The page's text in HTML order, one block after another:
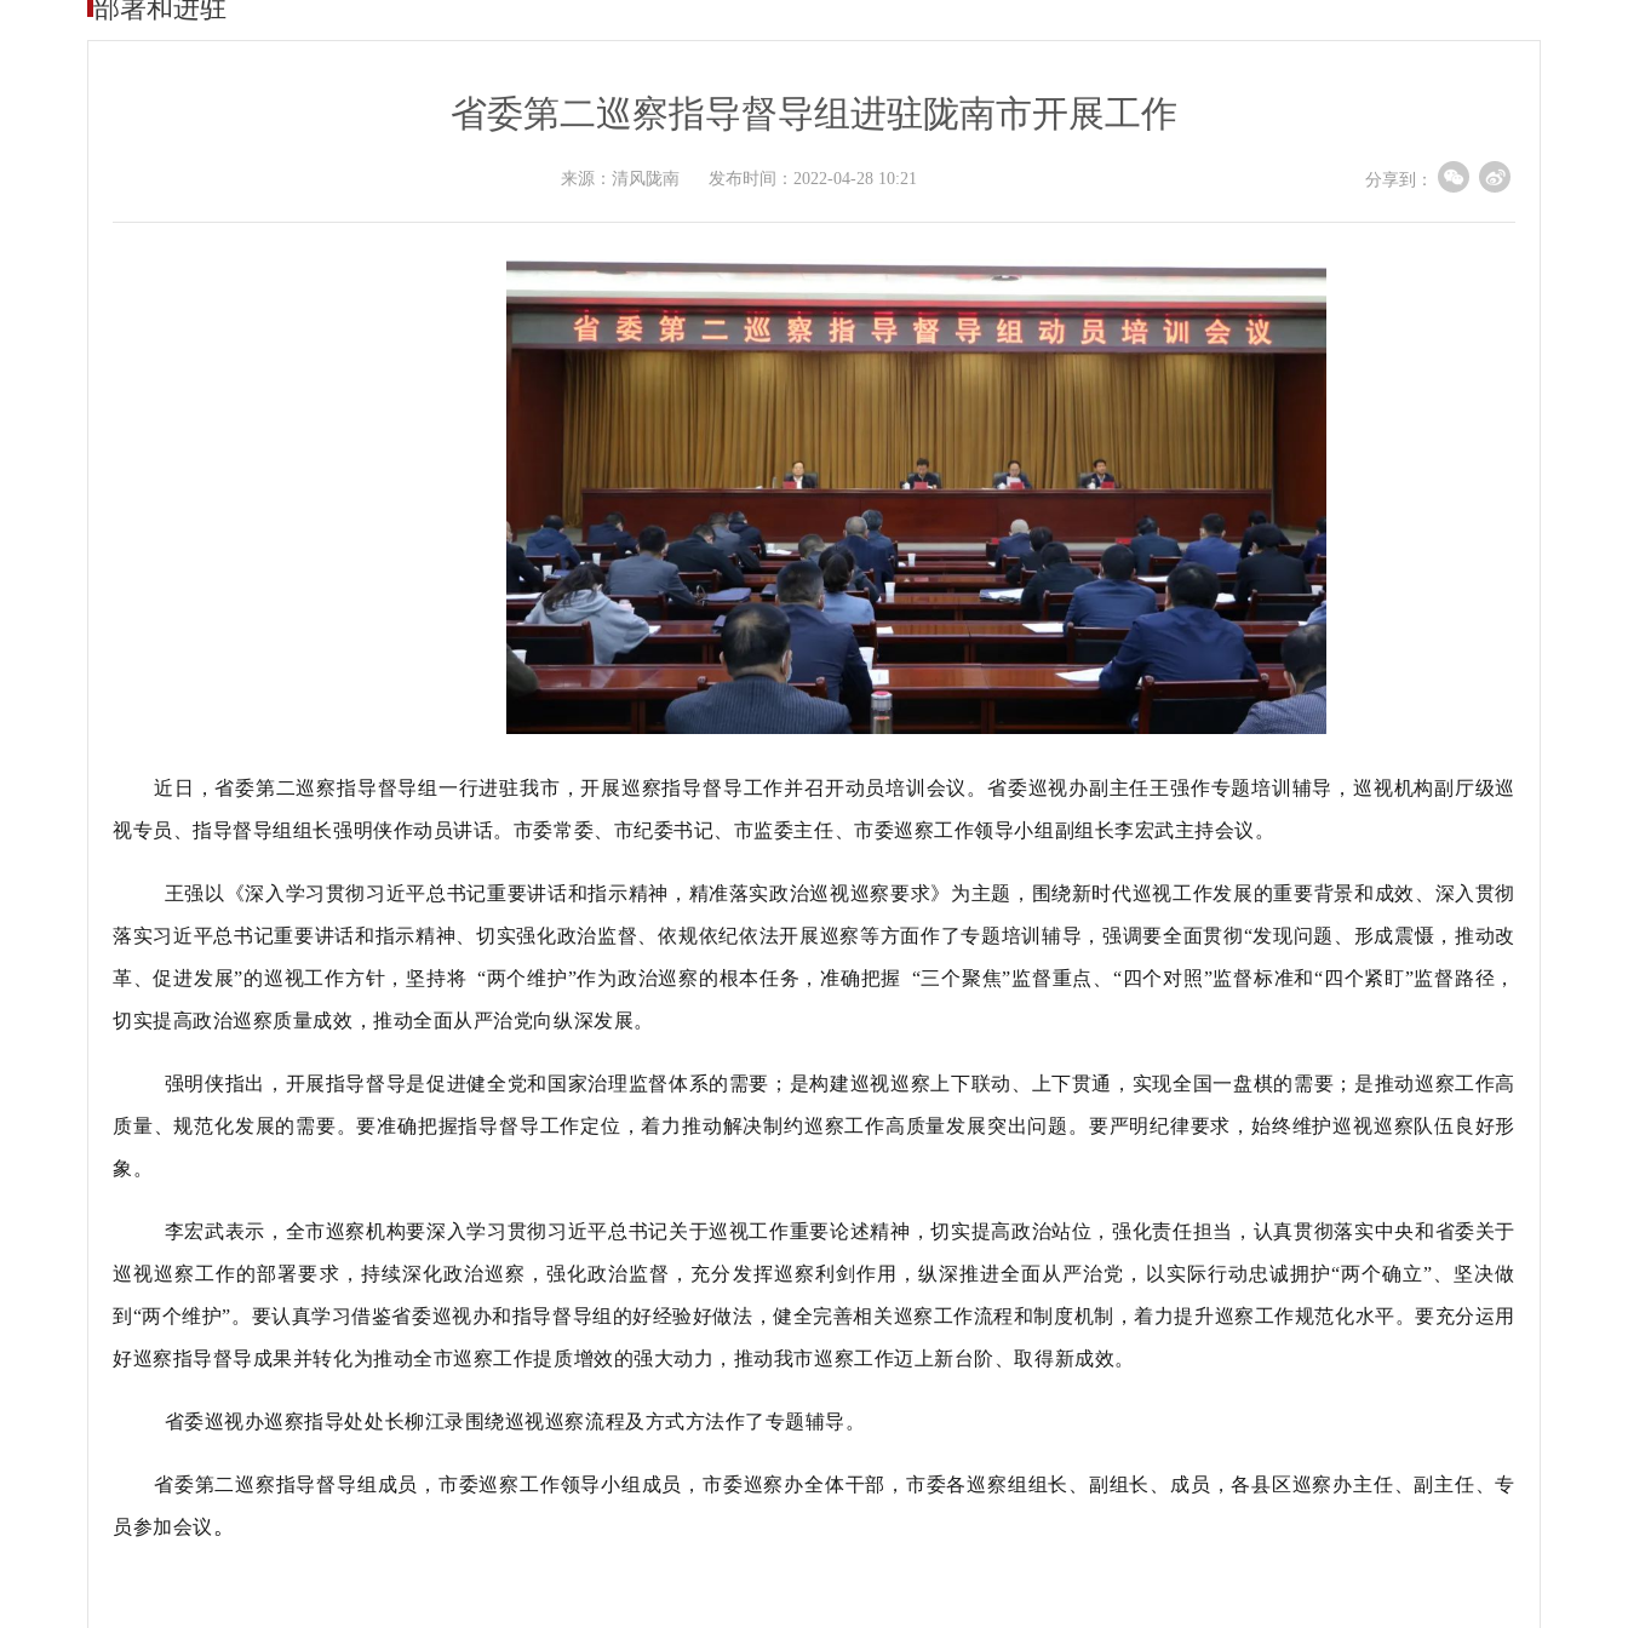
部署和进驻
省委第二巡察指导督导组进驻陇南市开展工作
来源： 清风陇南 发布时间： 2022-04-28 10:21 分享到：
近日，省委第二巡察指导督导组一行进驻我市，开展巡察指导督导工作并召开动员培训会议。省委巡视办副主任王强作专题培训辅导，巡视机构副厅级巡
视专员、指导督导组组长强明侠作动员讲话。市委常委、市纪委书记、市监委主任、市委巡察工作领导小组副组长李宏武主持会议。
王强以《深入学习贯彻习近平总书记重要讲话和指示精神，精准落实政治巡视巡察要求》为主题，围绕新时代巡视工作发展的重要背景和成效、深入贯彻
落实习近平总书记重要讲话和指示精神、切实强化政治监督、依规依纪依法开展巡察等方面作了专题培训辅导，强调要全面贯彻“发现问题、形成震慑，推动改
革、促进发展”的巡视工作方针，坚持将 “两个维护”作为政治巡察的根本任务，准确把握 “三个聚焦”监督重点、“四个对照”监督标准和“四个紧盯”监督路径，
切实提高政治巡察质量成效，推动全面从严治党向纵深发展。
强明侠指出，开展指导督导是促进健全党和国家治理监督体系的需要；是构建巡视巡察上下联动、上下贯通，实现全国一盘棋的需要；是推动巡察工作高
质量、规范化发展的需要。要准确把握指导督导工作定位，着力推动解决制约巡察工作高质量发展突出问题。要严明纪律要求，始终维护巡视巡察队伍良好形
象。
李宏武表示，全市巡察机构要深入学习贯彻习近平总书记关于巡视工作重要论述精神，切实提高政治站位，强化责任担当，认真贯彻落实中央和省委关于
巡视巡察工作的部署要求，持续深化政治巡察，强化政治监督，充分发挥巡察利剑作用，纵深推进全面从严治党，以实际行动忠诚拥护“两个确立”、坚决做
到“两个维护”。要认真学习借鉴省委巡视办和指导督导组的好经验好做法，健全完善相关巡察工作流程和制度机制，着力提升巡察工作规范化水平。要充分运用
好巡察指导督导成果并转化为推动全市巡察工作提质增效的强大动力，推动我市巡察工作迈上新台阶、取得新成效。
省委巡视办巡察指导处处长柳江录围绕巡视巡察流程及方式方法作了专题辅导。
省委第二巡察指导督导组成员，市委巡察工作领导小组成员，市委巡察办全体干部，市委各巡察组组长、副组长、成员，各县区巡察办主任、副主任、专
员参加会议 。